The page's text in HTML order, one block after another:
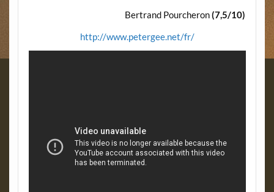
Bertrand Pourcheron(7,5/10)
http://www.petergee.net/fr/